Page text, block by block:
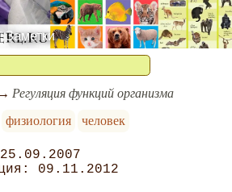
Заметки
Регуляция функций организма
физиология человек
25.09.2007
09.11.2012